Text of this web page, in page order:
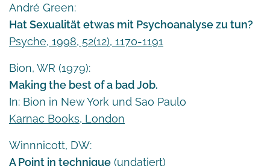
André Green:
Hat Sexualität etwas mit Psychoanalyse zu tun?
Psyche, 1998, 52(12), 1170-1191
Bion, WR (1979):
Making the best of a bad Job.
In: Bion in New York und Sao Paulo
Karnac Books, London
Winnnicott, DW:
A Point in technique (undatiert)